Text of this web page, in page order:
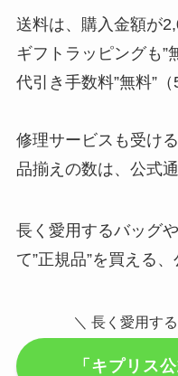
送料は、購入金額が
ギフトラッピングも”
代引き手数料”無料”
修理サービスも受け
品揃えの数は、公式
長く愛用するバッグ
て”正規品”を買える
＼ 長く愛用す
「キプリス